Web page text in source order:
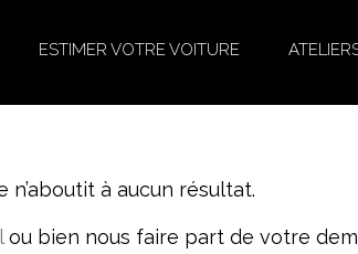
ESTIMER VOTRE VOITURE
à aucun résultat.
ou bien nous faire part de votre